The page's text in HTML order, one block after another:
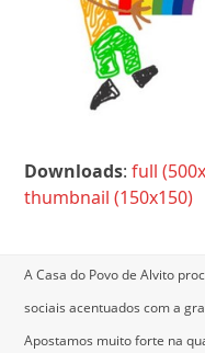
Downloads:full
thumbnail (150x150)
A Casa do Povo de Alvito
sociais acentuados com a
Apostamos muito forte na